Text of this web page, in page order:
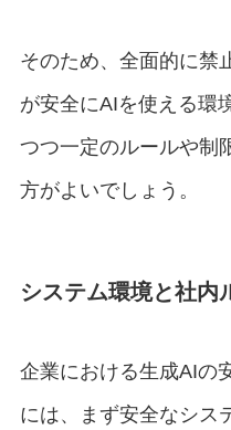
そのため、全面的に禁
が安全にAIを使える環
つつ一定のルールや制
方がよいでしょう。
システム環境と社内
企業における生成AIの
には、まず安全なシス